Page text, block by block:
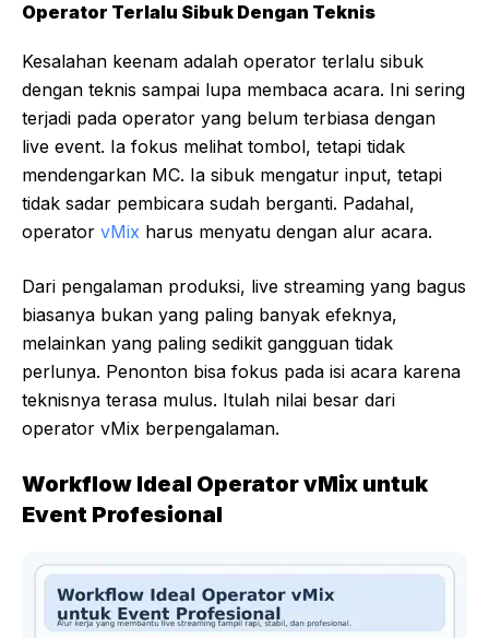
Operator Terlalu Sibuk Dengan Teknis
Kesalahan keenam adalah operator terlalu sibuk
dengan teknis sampai lupa membaca acara. Ini sering
terjadi pada operator yang belum terbiasa dengan
live event. Ia fokus melihat tombol, tetapi tidak
mendengarkan MC. Ia sibuk mengatur input, tetapi
tidak sadar pembicara sudah berganti. Padahal,
operator vMix harus menyatu dengan alur acara.
Dari pengalaman produksi, live streaming yang bagus
biasanya bukan yang paling banyak efeknya,
melainkan yang paling sedikit gangguan tidak
perlunya. Penonton bisa fokus pada isi acara karena
teknisnya terasa mulus. Itulah nilai besar dari
operator vMix berpengalaman.
Workflow Ideal Operator vMix untuk
Event Profesional